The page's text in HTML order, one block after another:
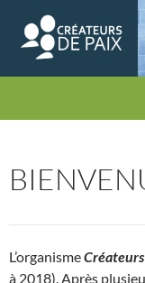
content
L’organisme
à 2018). Après